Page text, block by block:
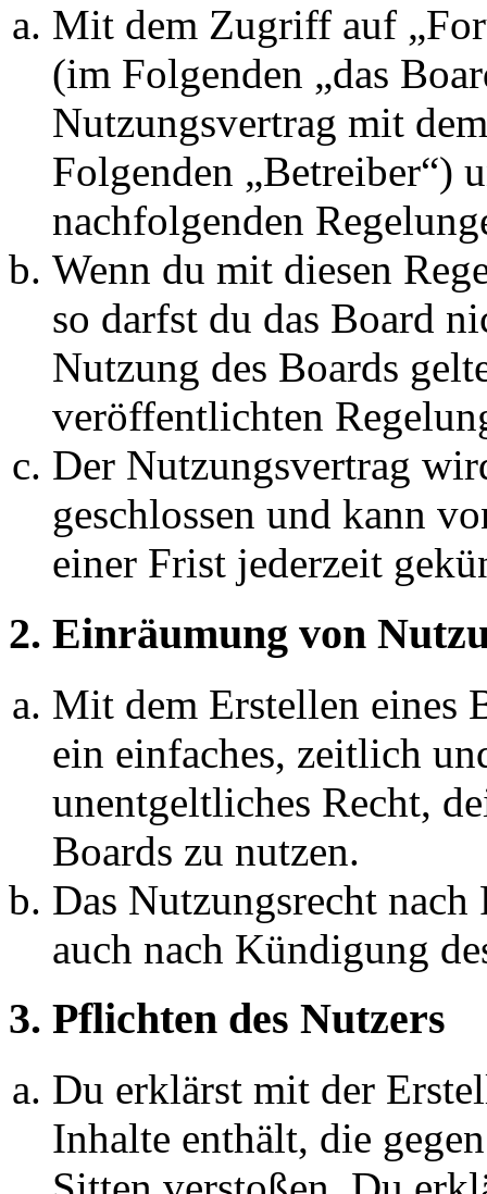
Mit dem Zugriff auf
(im Folgenden „das
Nutzungsvertrag mit
Folgenden „Betreiber“)
nachfolgenden
Wenn du mit diesen
so darfst du das Board
Nutzung des Boards
veröffentlichten
Der Nutzungsvertrag
geschlossen und kann
einer Frist jederzeit
2. Einräumung von
Mit dem Erstellen eines
ein einfaches, zeitlich
unentgeltliches Recht,
Boards zu nutzen.
Das Nutzungsrecht
auch nach Kündigung
3. Pflichten des Nutzers
Du erklärst mit der
Inhalte enthält, die